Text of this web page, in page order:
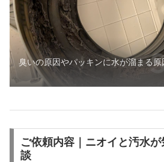
臭いの原因やパッキンに水が溜まる
ご依頼内容｜ニオイと汚水
談